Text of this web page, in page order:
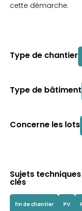
cette démarche.
Type de chantier
Type de bâtiment
Concerne les lots
Sujets
clés
fin de chantier PV